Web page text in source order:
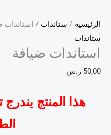
الرئيسية / ستاندات / استاندات
ستاندات
استاندات ضيافة
50,00 ر.س
هذا المنتج